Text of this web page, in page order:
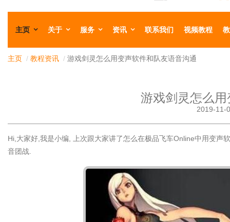
主页 关于 服务 资讯 联系我们 视频教程
主页 / 教程资讯 / 游戏剑灵怎么用变声软件和队友语音沟通
游戏剑灵怎么
2019-
Hi,大家好,我是小编, 上次跟大家讲了怎么在极品飞车Online中用变声
音团战.